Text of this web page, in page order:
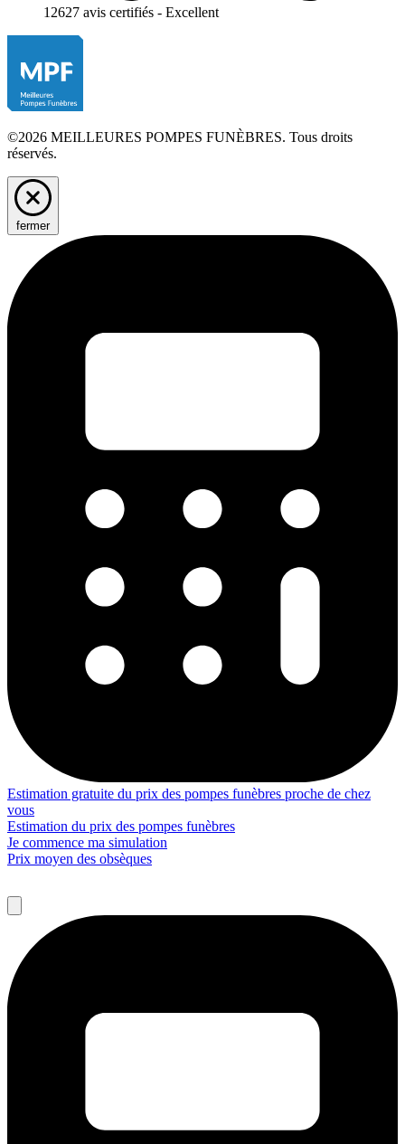
12627 avis certifiés - Excellent
©2026 MEILLEURES POMPES FUNÈBRES. Tous droits
réservés.
fermer
Estimation gratuite du prix des pompes funèbres proche de chez
vous
Estimation du prix des pompes funèbres
Je commence ma simulation
Prix moyen des obsèques